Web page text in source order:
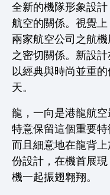
全新的機隊形象設
航空的關係。視覺
兩家航空公司之航
之密切關係。新設
以經典與時尚並重
天。
龍，一向是港龍航
特意保留這個重要
而且細意地在龍背
份設計，在機首展
機一起振翅翱翔。